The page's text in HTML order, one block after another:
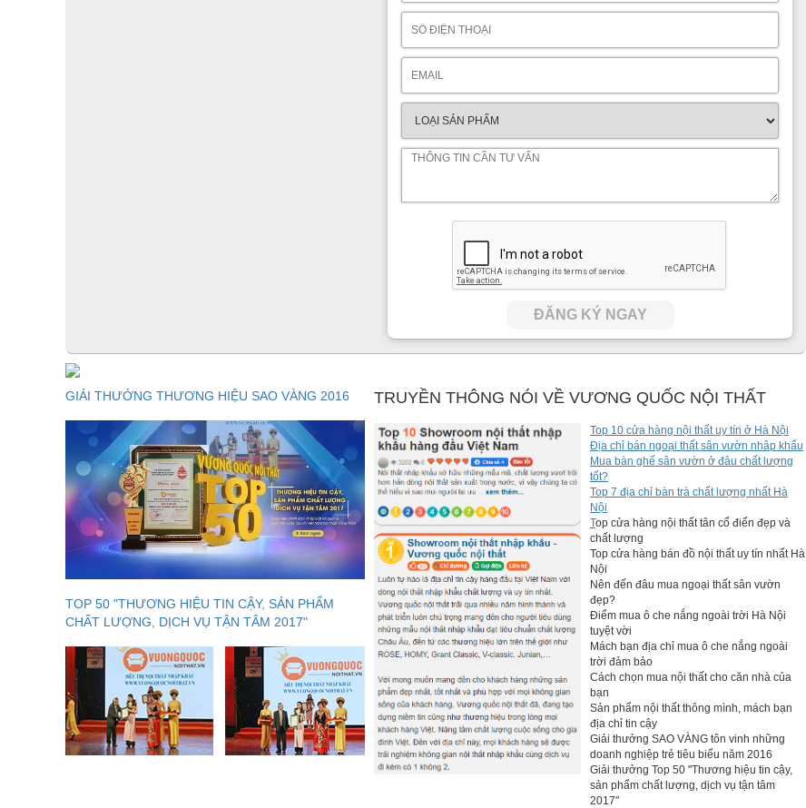
ĐĂNG KÝ NGAY
GIẢI THƯỞNG THƯƠNG HIỆU SAO VÀNG 2016
TOP 50 "THƯƠNG HIỆU TIN CẬY, SẢN PHẨM
CHẤT LƯỢNG, DỊCH VỤ TẬN TÂM 2017"
TRUYỀN THÔNG NÓI VỀ VƯƠNG QUỐC NỘI THẤT
Top 10 cửa hàng nội thất uy tín ở Hà Nội
Địa chỉ bán ngoại thất sân vườn nhâp khẩu
Mua bàn ghế sân vườn ở đâu chất lượng
tốt?
Top 7 địa chỉ bàn trà chất lượng nhất Hà
Nội
Top cửa hàng nội thất tân cổ điển đẹp và
chất lượng
Top cửa hàng bán đồ nội thất uy tín nhất Hà
Nội
Nên đến đâu mua ngoại thất sân vườn
đẹp?
Điểm mua ô che nắng ngoài trời Hà Nội
tuyệt vời
Mách bạn địa chỉ mua ô che nắng ngoài
trời đảm bảo
Cách chọn mua nội thất cho căn nhà của
bạn
Sản phẩm nội thất thông mình, mách bạn
địa chỉ tin cậy
Giải thưởng SAO VÀNG tôn vinh những
doanh nghiệp trẻ tiêu biểu năm 2016
Giải thưởng Top 50 "Thương hiệu tin cậy,
sản phẩm chất lượng, dịch vụ tận tâm
2017"